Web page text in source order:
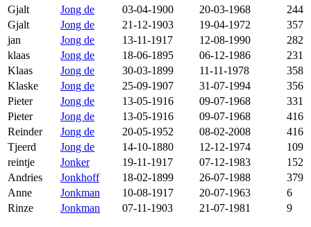
Gjalt
Jong de 03-04-1900 20-03-1968
244
Gjalt
Jong de 21-12-1903 19-04-1972
357
jan
Jong de 13-11-1917 12-08-1990
282
klaas
Jong de 18-06-1895 06-12-1986
231
Klaas
Jong de 30-03-1899 11-11-1978
358
Klaske
Jong de 25-09-1907 31-07-1994
356
Pieter
Jong de 13-05-1916 09-07-1968
331
Pieter
Jong de 13-05-1916 09-07-1968
416
Reinder
Jong de 20-05-1952 08-02-2008
416
Tjeerd
Jong de 14-10-1880 12-12-1974
109
reintje
Jonker 19-11-1917 07-12-1983
152
Andries
Jonkhoff 18-02-1899 26-07-1988
379
Anne
Jonkman 10-08-1917 20-07-1963
6
Rinze
Jonkman 07-11-1903 21-07-1981 9